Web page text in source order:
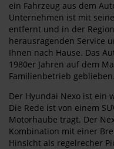
ein Fahrzeug aus dem
Unternehmen ist mit
entfernt und in der
herausragenden Service
Ihnen nach Hause. Das
1980er Jahren auf dem
Familienbetrieb geblieben.
Der Hyundai Nexo ist ein
Die Rede ist von einem
Motorhaube trägt. Der
Kombination mit einer
Hinsicht als regelrecher